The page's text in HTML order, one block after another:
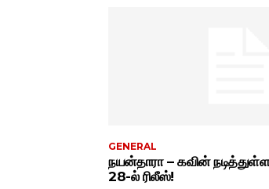
GENERAL
நயன்தாரா – கவின்
28-ல் ரிலீஸ்!